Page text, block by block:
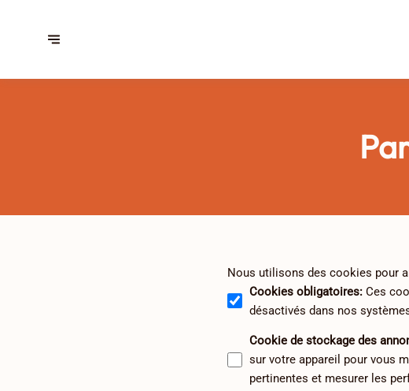
Nous utilisons des cookies pour
Cookies obligatoires: Ces
désactivés dans nos
Cookie de stockage des
sur votre appareil pour vous
pertinentes et mesurer les